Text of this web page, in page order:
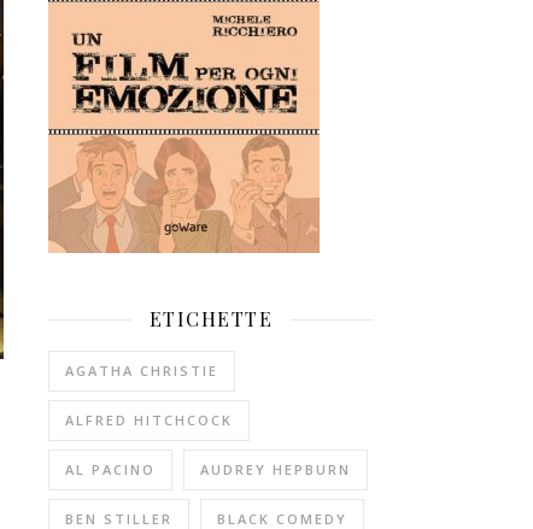
ETICHETTE
AGATHA CHRISTIE
ALFRED HITCHCOCK
AL PACINO AUDREY HEPBURN
BEN STILLER BLACK COMEDY